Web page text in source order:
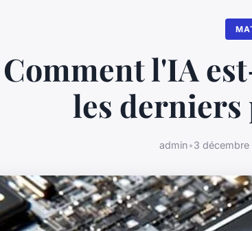
Comment l'IA
les derniers
admin•3